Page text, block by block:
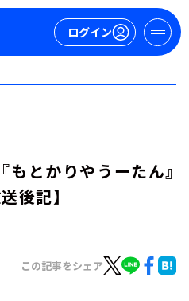
ログイン
もとかりやうーたん』
後記】
この記事をシェア